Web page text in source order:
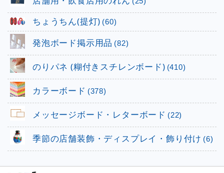
ちょうちん(提灯) (60)
発泡ボード掲示用品 (82)
のりパネ (糊付きスチレンボード) (410)
カラーボード (378)
メッセージボード・レターボード (22)
季節の店舗装飾・ディスプレイ・飾り付け (6)